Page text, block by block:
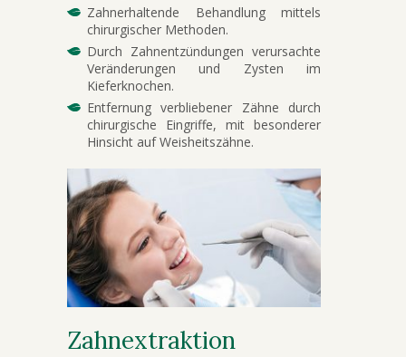
Zahnerhaltende Behandlung mittels
chirurgischer Methoden.
Durch Zahnentzündungen verursachte
Veränderungen und Zysten im
Kieferknochen.
Entfernung verbliebener Zähne durch
chirurgische Eingriffe, mit besonderer
Hinsicht auf Weisheitszähne.
Zahnextraktion